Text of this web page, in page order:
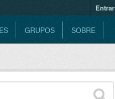
Entrar
GRUPOS SOBRE